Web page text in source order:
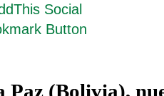
Paz (Bolivia),